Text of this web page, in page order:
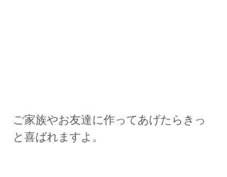
ご家族やお友達に作ってあげたらきっ
と喜ばれますよ。